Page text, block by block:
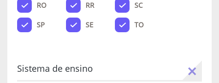
RO RR SC
SP SE TO
Sistema de ensino